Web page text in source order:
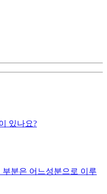
있나요?
분은 어느성분으로 이루